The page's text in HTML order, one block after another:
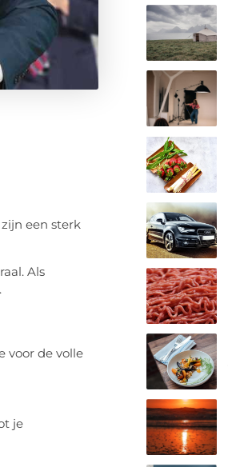
een sterk
Als
voor de volle
je